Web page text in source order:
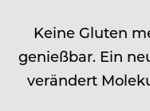
Keine Gluten
genießbar. Ein
verändert